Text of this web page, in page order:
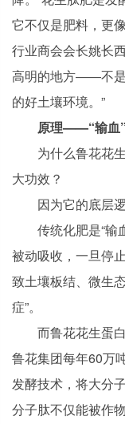
它不仅是肥料，更
行业商会会长姚长
高明的地方——不是
的好土壤环境。”
原理——“输血”
为什么鲁花花
大功效？
因为它的底层
传统化肥是“
被动吸收，一旦停
致土壤板结、微生
症”。
而鲁花花生蛋
鲁花集团每年60万
发酵技术，将大分
分子肽不仅能被作